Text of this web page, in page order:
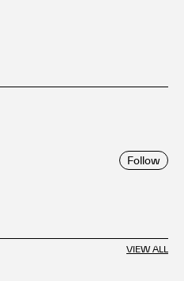
Follow
VIEW ALL